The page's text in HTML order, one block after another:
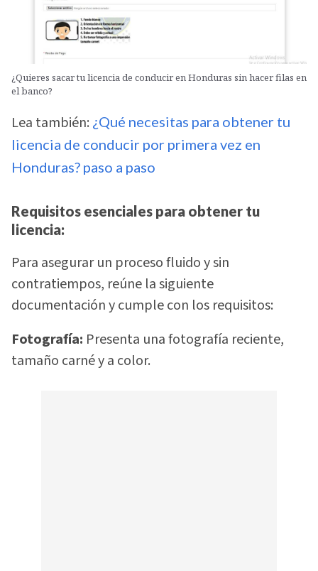
¿Quieres sacar tu licencia de conducir en Honduras sin hacer filas en
el banco?
Lea también: ¿Qué necesitas para obtener tu
licencia de conducir por primera vez en
Honduras? paso a paso
Requisitos esenciales para obtener tu
licencia:
Para asegurar un proceso fluido y sin
contratiempos, reúne la siguiente
documentación y cumple con los requisitos:
Fotografía: Presenta una fotografía reciente,
tamaño carné y a color.